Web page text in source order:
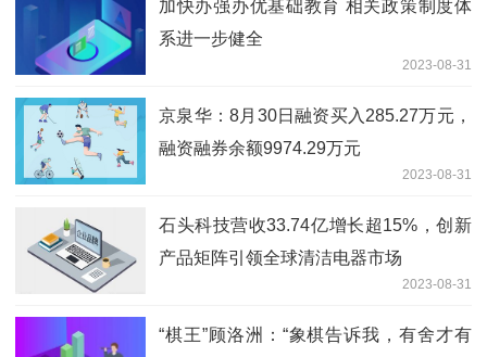
加快办强办优基础教育 相关政策制度体
系进一步健全
2023-08-31
京泉华：8月30日融资买入285.27万元，
融资融券余额9974.29万元
2023-08-31
石头科技营收33.74亿增长超15%，创新
产品矩阵引领全球清洁电器市场
2023-08-31
“棋王”顾洛洲：“象棋告诉我，有舍才有